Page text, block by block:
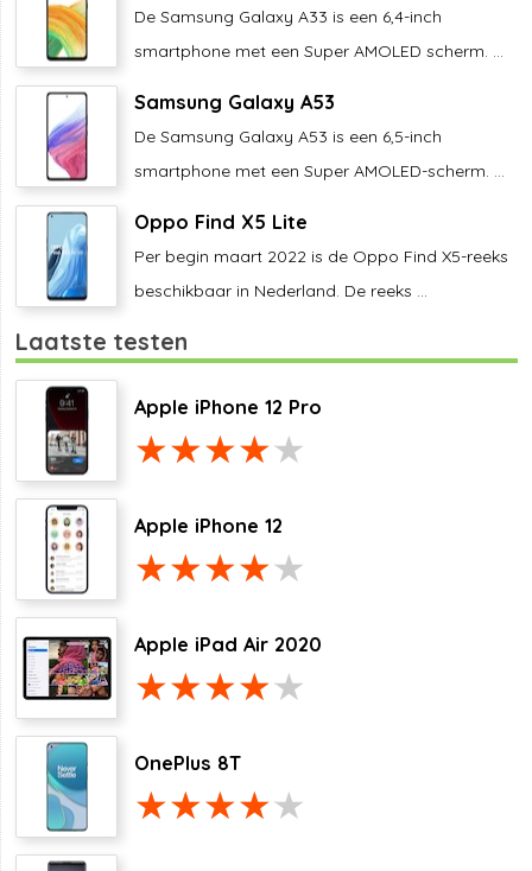
De Samsung Galaxy A33 is een 6,4-inch
smartphone met een Super AMOLED scherm. ...
Samsung Galaxy A53
De Samsung Galaxy A53 is een 6,5-inch
smartphone met een Super AMOLED-scherm. ...
Oppo Find X5 Lite
Per begin maart 2022 is de Oppo Find X5-reeks
beschikbaar in Nederland. De reeks ...
Laatste testen
Apple iPhone 12 Pro
Apple iPhone 12
Apple iPad Air 2020
OnePlus 8T